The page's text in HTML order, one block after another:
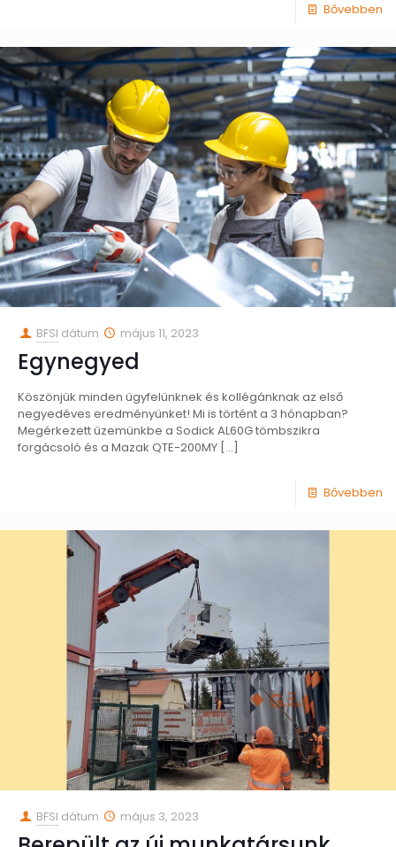
Bővebben
BFSI dátum május 11, 2023
Egynegyed
Köszönjük minden ügyfelünknek és kollégánknak az első
negyedéves eredményünket! Mi is történt a 3 hónapban?
Megérkezett üzemünkbe a Sodick AL60G tömbszikra
forgácsoló és a Mazak QTE-200MY […]
Bővebben
BFSI dátum május 3, 2023